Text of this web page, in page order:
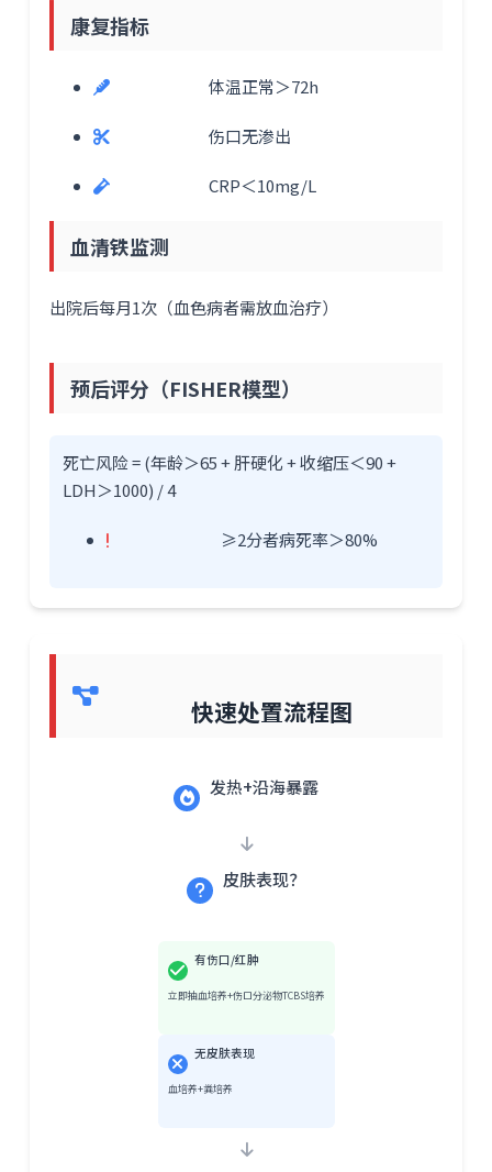
康复指标
体温正常＞72h
伤口无渗出
CRP＜10mg/L
血清铁监测
出院后每月1次（血色病者需放血治疗）
预后评分（FISHER模型）
死亡风险 = (年龄＞65 + 肝硬化 + 收缩压＜90 +
LDH＞1000) / 4
≥2分者病死率＞80%
快速处置流程图
发热+沿海暴露
皮肤表现？
有伤口/红肿
立即抽血培养+伤口分泌物TCBS培养
无皮肤表现
血培养+粪培养